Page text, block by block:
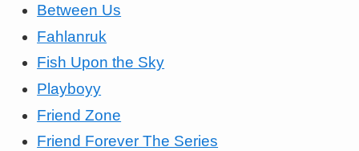
Between Us
Fahlanruk
Fish Upon the Sky
Playboyy
Friend Zone
Friend Forever The Series